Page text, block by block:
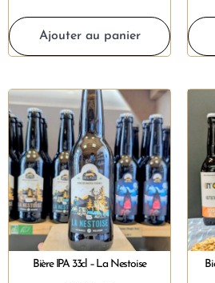
Ajouter au panier
Bière IPA 33cl – La Nestoise